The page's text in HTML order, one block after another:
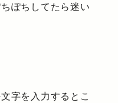
ぽちしてたら迷い
字を入力するとこ